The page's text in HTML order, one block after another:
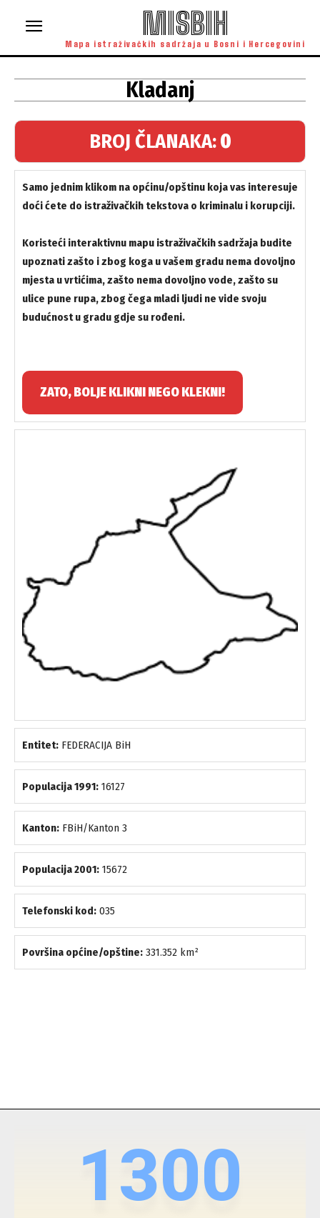
MISBIH
Mapa istraživačkih sadržaja u Bosni i Hercegovini
Kladanj
BROJ ČLANAKA:0
Samo jednim klikom na općinu/opštinu koja vas interesuje
doći ćete do istraživačkih tekstova o kriminalu i korupciji.
Koristeći interaktivnu mapu istraživačkih sadržaja budite
upoznati zašto i zbog koga u vašem gradu nema dovoljno
mjesta u vrtićima, zašto nema dovoljno vode, zašto su
ulice pune rupa, zbog čega mladi ljudi ne vide svoju
budućnost u gradu gdje su rođeni.
ZATO, BOLJE KLIKNI NEGO KLEKNI!
Entitet: FEDERACIJA BiH
Populacija 1991: 16127
Kanton: FBiH/Kanton 3
Populacija 2001: 15672
Telefonski kod: 035
Površina općine/opštine: 331.352 km²
1300